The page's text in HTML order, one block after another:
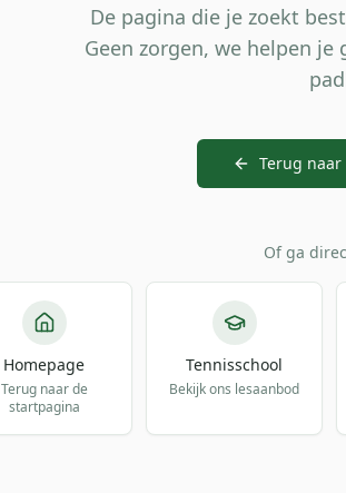
De pagina die je zoekt
Geen zorgen, we helpen
Terug
Of ga
Homepage
Terug naar de
startpagina
Tennisschool
Bekijk ons lesaanbod